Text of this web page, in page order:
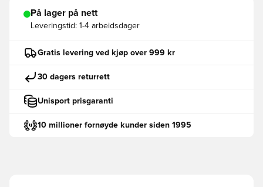
På lager på nett
Leveringstid: 1-4 arbeidsdager
Gratis levering ved kjøp over 999 kr
30 dagers returrett
Unisport prisgaranti
10 millioner fornøyde kunder siden 1995